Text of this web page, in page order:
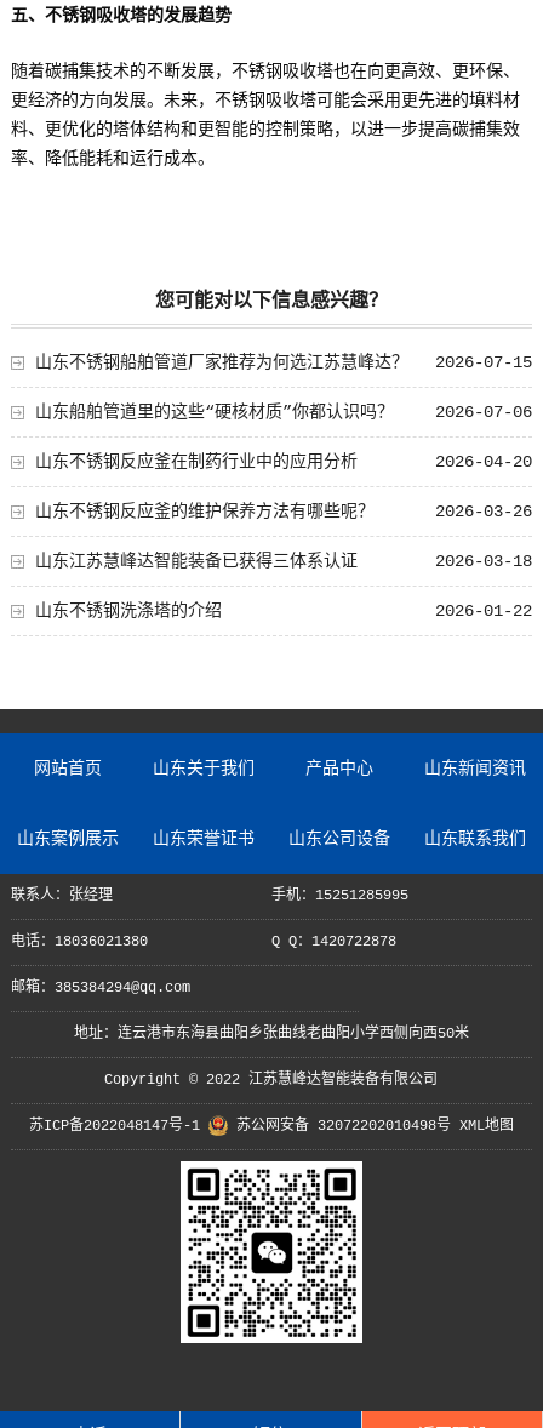
五、不锈钢吸收塔的发展趋势
随着碳捕集技术的不断发展，不锈钢吸收塔也在向更高效、更环保、
更经济的方向发展。未来，不锈钢吸收塔可能会采用更先进的填料材
料、更优化的塔体结构和更智能的控制策略，以进一步提高碳捕集效
率、降低能耗和运行成本。
您可能对以下信息感兴趣？
2026-07-15
山东不锈钢船舶管道厂家推荐为何选江苏慧峰达？
2026-07-06
山东船舶管道里的这些“硬核材质”你都认识吗？
2026-04-20
山东不锈钢反应釜在制药行业中的应用分析
2026-03-26
山东不锈钢反应釜的维护保养方法有哪些呢？
2026-03-18
山东江苏慧峰达智能装备已获得三体系认证
2026-01-22
山东不锈钢洗涤塔的介绍
网站首页 山东关于我们 产品中心 山东新闻资讯
山东案例展示 山东荣誉证书 山东公司设备 山东联系我们
联系人：张经理 手机：15251285995
电话：18036021380 Q Q：1420722878
邮箱：385384294@qq.com
地址：连云港市东海县曲阳乡张曲线老曲阳小学西侧向西50米
Copyright © 2022 江苏慧峰达智能装备有限公司
苏ICP备2022048147号-1 苏公网安备 32072202010498号 XML地图